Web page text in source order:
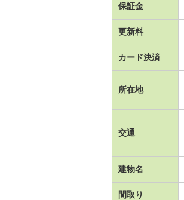
保証金
更新料
カード決済
所在地
交通
建物名
間取り